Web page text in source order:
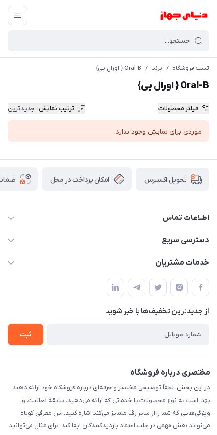
تست فروشگاه / برند / Oral-B { اورال بی}
Oral-B { اورال بی}
فیلتر محصولات ترتیب نمایش: جدیدترین
موردی برای نمایش وجود ندارد.
تحویل اکسپرس امکان پرداخت در محل
اطلاعات تماس
۰۲۱۰۰۰۰۰۰۰۰
دسترسی سریع
حساب کاربری
لیست محصولات
درباره ما
خدمات مشتریان
قوانین و مقررات
حریم خصوصی
راهنما
از جدید‌ترین تخفیف‌ها با‌ خبر شوید
ثبت
مختصری درباره فروشگاه
در این بخش، لطفاً توضیحی مختصر و حرفه‌ای درباره فروشگاه خود ارائه دهید.
بهتر است به نوع محصولات یا خدماتی که ارائه می‌دهید، سابقه فعالیت، و
ویژگی‌هایی که شما را از سایر رقبا متمایز می‌کند اشاره کنید. این معرفی کوتاه
می‌تواند نقش مهمی در جلب اعتماد بازدیدکنندگان ایفا کند. برای مثال می‌توانید